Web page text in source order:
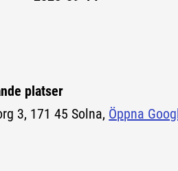
platser
3, 171 45 Solna, Öppna